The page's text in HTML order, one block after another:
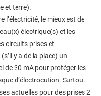
et terre).
l’électricité, le mieux est de
électrique(s) et les
circuits prises et
y a de la place) un
de 30 mA pour protéger les
d’électrocution. Surtout
actuelles pour des prises 2